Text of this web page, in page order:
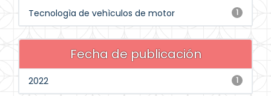
1
Tecnologìa de vehìculos de motor
Fecha de publicación
1
2022